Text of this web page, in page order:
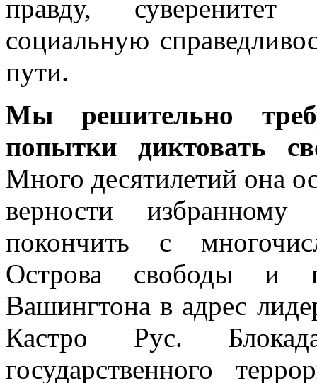
правду,
социальную
пути.
Мы решительно
попытки диктовать
Много десятилетий она
верности
покончить с
Острова свободы и
Вашингтона в адрес
Кастро Рус.
государственного